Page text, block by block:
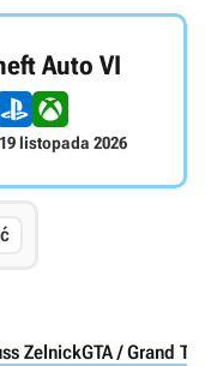
Auto VI
19 listopada 2026
ZelnickGTA / Grand